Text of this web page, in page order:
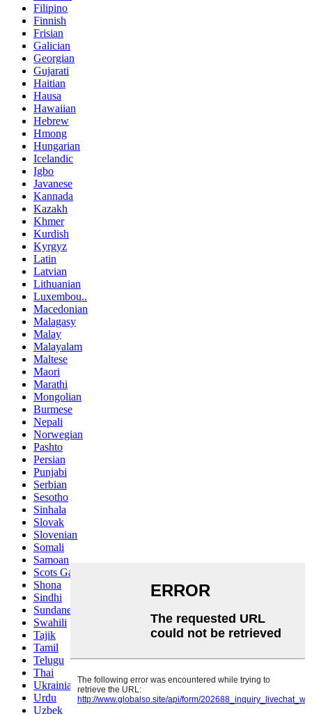
Filipino
Finnish
Frisian
Galician
Georgian
Gujarati
Haitian
Hausa
Hawaiian
Hebrew
Hmong
Hungarian
Icelandic
Igbo
Javanese
Kannada
Kazakh
Khmer
Kurdish
Kyrgyz
Latin
Latvian
Lithuanian
Luxembou..
Macedonian
Malagasy
Malay
Malayalam
Maltese
Maori
Marathi
Mongolian
Burmese
Nepali
Norwegian
Pashto
Persian
Punjabi
Serbian
Sesotho
Sinhala
Slovak
Slovenian
Somali
Samoan
Scots Gaelic
Shona
Sindhi
Sundanese
Swahili
Tajik
Tamil
Telugu
Thai
Ukrainian
Urdu
Uzbek